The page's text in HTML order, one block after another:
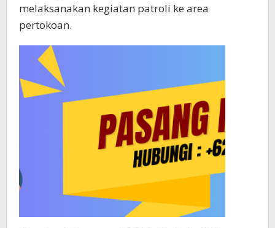
melaksanakan kegiatan patroli ke area
pertokoan.